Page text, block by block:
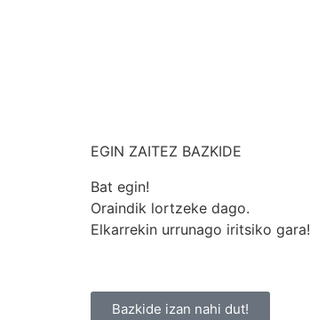
EGIN ZAITEZ BAZKIDE
Bat egin!
Oraindik lortzeke dago.
Elkarrekin urrunago iritsiko gara!
Bazkide izan nahi dut!